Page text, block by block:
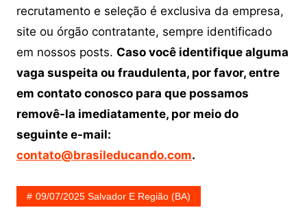
recrutamento e seleção é exclusiva da empresa,
site ou órgão contratante, sempre identificado
em nossos posts. Caso você identifique alguma
vaga suspeita ou fraudulenta, por favor, entre
em contato conosco para que possamos
removê-la imediatamente, por meio do
seguinte e-mail:
contato@brasileducando.com.
09/07/2025 Salvador E Região (BA)